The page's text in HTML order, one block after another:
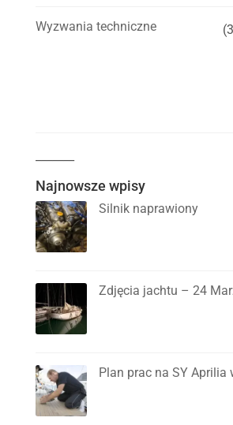
Wyzwania techniczne
Najnowsze wpisy
Silnik naprawiony
Zdjęcia jachtu – 24
Plan prac na SY Aprilia